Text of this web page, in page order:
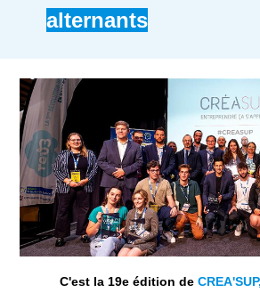
alternants
C'est la 19e édition de CREA'SUP,